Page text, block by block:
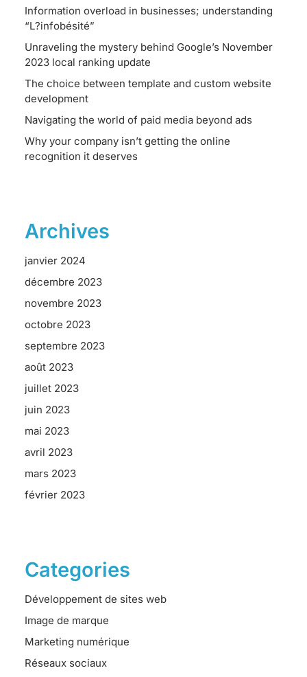
Information overload in businesses; understanding
“L?infobésité”
Unraveling the mystery behind Google’s November
2023 local ranking update
The choice between template and custom website
development
Navigating the world of paid media beyond ads
Why your company isn’t getting the online
recognition it deserves
Archives
janvier 2024
décembre 2023
novembre 2023
octobre 2023
septembre 2023
août 2023
juillet 2023
juin 2023
mai 2023
avril 2023
mars 2023
février 2023
Categories
Développement de sites web
Image de marque
Marketing numérique
Réseaux sociaux